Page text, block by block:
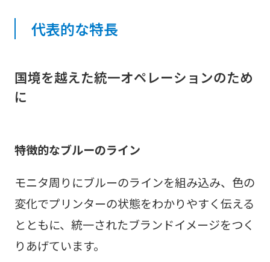
代表的な特長
国境を越えた統一オペレーションのため
に
特徴的なブルーのライン
モニタ周りにブルーのラインを組み込み、色の
変化でプリンターの状態をわかりやすく伝える
とともに、統一されたブランドイメージをつく
りあげています。